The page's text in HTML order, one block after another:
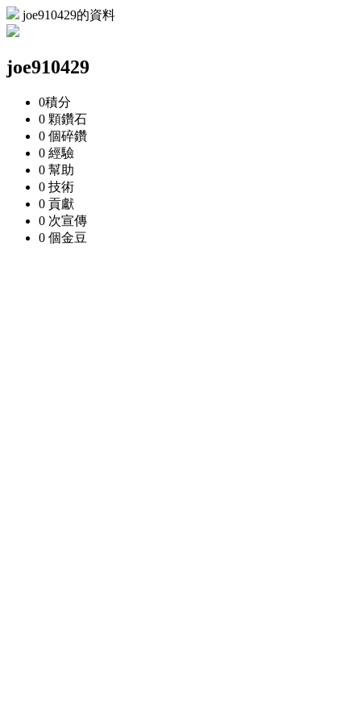
joe910429的資料
joe910429
0積分
0 顆鑽石
0 個碎鑽
0 經驗
0 幫助
0 技術
0 貢獻
0 次宣傳
0 個金豆